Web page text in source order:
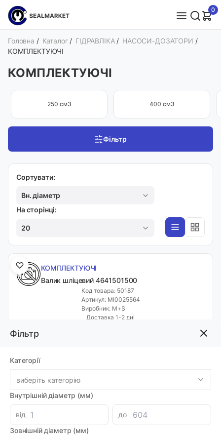
0
Фільтр
Категорії
виберіть категорію
Внутрішній діаметр (мм)
від
до
Зовнішній діаметр (мм)
Головна / Каталог / ГІДРАВЛІКА / НАСОСИ-ДОЗАТОРИ /
КОМПЛЕКТУЮЧІ
КОМПЛЕКТУЮЧІ
250 см3 400 см3
Фільтр
Сортувати:
Вн. діаметр
На сторінці:
20
КОМПЛЕКТУЮЧІ
Валик шліцевий 4641501500
Код товара: 50187
Артикул: MI0025564
Виробник: M+S
Доставка 1-2 дні
359.32 грн
Клапан 890645
Код товара: 49401
Артикул: MI0004899
Виробник: LIFAM
Луцьк: 1